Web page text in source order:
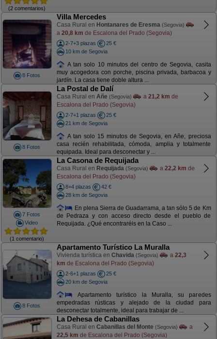
(2 comentarios)
8 Fotos
Villa Mercedes
Casa Rural en Hontanares de Eresma (Segovia)
a 20,8 km de Escalona del Prado (Segovia)
2-7+3 plazas
25 €
10 km de Segovia
A tan solo 10 minutos del centro de Segovia, casita
muy acogedora con porche, piscina privada, barbacoa y
jardín. La casa tiene doble altura ...
8 Fotos
La Postal de Dalí
Casa Rural en Añe (Segovia) a 21,2 km de
Escalona del Prado (Segovia)
2-7+1 plazas
25 €
21 km de Segovia
A tan solo 15 minutos de Segovia, en Añe, preciosa
casa recién rehabilitada, cómoda, amplia y totalmente
equipada. Ideal para desconectar y ...
7 Fotos
Video
(1 comentario)
La Casona de Requijada
Casa Rural en Requijada (Segovia) a 22,2 km de
Escalona del Prado (Segovia)
8+4 plazas
42 €
28 km de Segovia
En plena Sierra de Guadarrama, a tan sólo 5 de Km
de Pedraza y con acceso directo desde el pueblo de
Requijada. ¿Qué encontraréis en la Caso ...
8 Fotos
Apartamento Turístico La Muralla
Vivienda turística en Chavida (Segovia) a 22,3
km de Escalona del Prado (Segovia)
2-6+1 plazas
25 €
20 km de Segovia
Apartamento turístico la Muralla, su paredes
empedradas rústicas y alejado de la ciudad para
desconectar totalmente, ideal para trabajar de ...
La Dehesa de Cabanillas
Casa Rural en Cabanillas del Monte (Segovia)
a
22,5 km de Escalona del Prado (Segovia)